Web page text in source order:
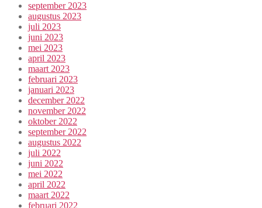
september 2023
augustus 2023
juli 2023
juni 2023
mei 2023
april 2023
maart 2023
februari 2023
januari 2023
december 2022
november 2022
oktober 2022
september 2022
augustus 2022
juli 2022
juni 2022
mei 2022
april 2022
maart 2022
februari 2022